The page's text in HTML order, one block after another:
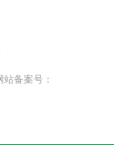
备案号：